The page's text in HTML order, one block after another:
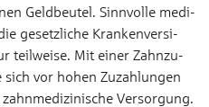
Geld­­beu­­tel. Sinn­­vol­­le me­­di­­
ge­­setz­­li­­che Kran­­ken­­ver­­si­­
teil­­wei­­se. Mit ei­­ner Zahn­­zu­­
sich vor ho­­hen Zu­­zah­­lun­­gen
Ver­­sor­­gung.